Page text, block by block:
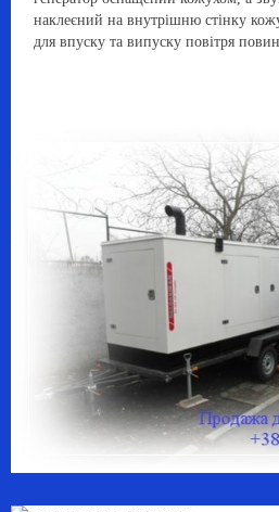
наклеєний на внутрішню стінку
для впуску та випуску повітря